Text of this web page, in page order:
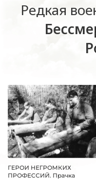
Редкая
ГЕРОИ НЕГРОМКИХ
ПРОФЕССИЙ. Прачка